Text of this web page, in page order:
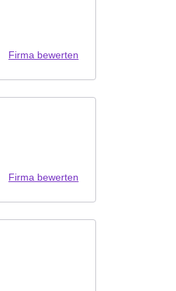
Firma bewerten
Firma bewerten